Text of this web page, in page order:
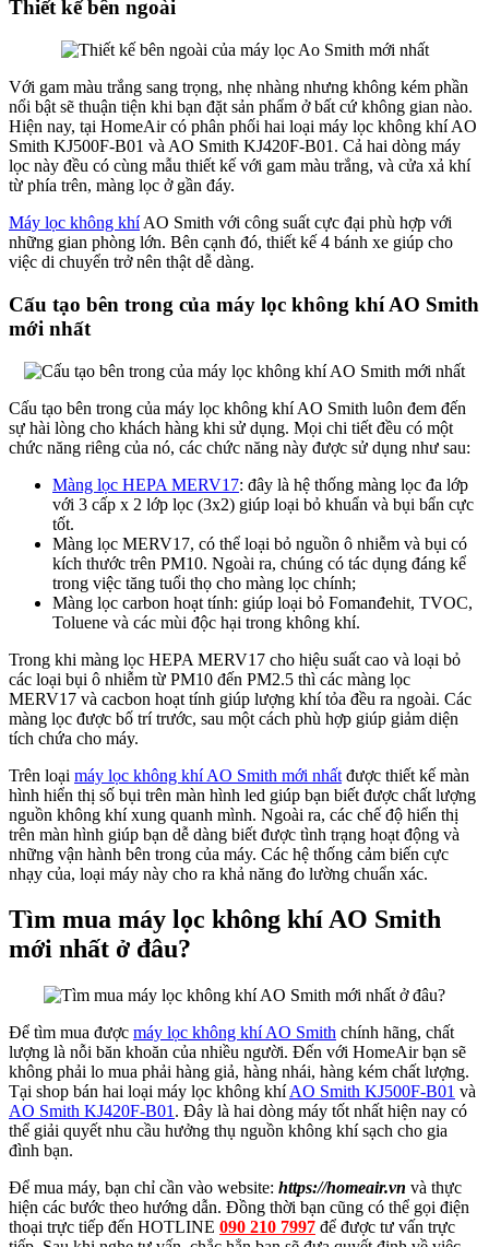
Thiết kế bên ngoài
Với gam màu trắng sang trọng, nhẹ nhàng nhưng không kém phần
nổi bật sẽ thuận tiện khi bạn đặt sản phẩm ở bất cứ không gian nào.
Hiện nay, tại HomeAir có phân phối hai loại máy lọc không khí AO
Smith KJ500F-B01 và AO Smith KJ420F-B01. Cả hai dòng máy
lọc này đều có cùng mẫu thiết kế với gam màu trắng, và cửa xả khí
từ phía trên, màng lọc ở gần đáy.
Máy lọc không khíAO Smith với công suất cực đại phù hợp với
những gian phòng lớn. Bên cạnh đó, thiết kế 4 bánh xe giúp cho
việc di chuyển trở nên thật dễ dàng.
Cấu tạo bên trong của máy lọc không khí AO Smith
mới nhất
Cấu tạo bên trong của máy lọc không khí AO Smith luôn đem đến
sự hài lòng cho khách hàng khi sử dụng. Mọi chi tiết đều có một
chức năng riêng của nó, các chức năng này được sử dụng như sau:
Màng lọc HEPA MERV17: đây là hệ thống màng lọc đa lớp
với 3 cấp x 2 lớp lọc (3x2) giúp loại bỏ khuẩn và bụi bẩn cực
tốt.
Màng lọc MERV17, có thể loại bỏ nguồn ô nhiễm và bụi có
kích thước trên PM10. Ngoài ra, chúng có tác dụng đáng kể
trong việc tăng tuổi thọ cho màng lọc chính;
Màng lọc carbon hoạt tính: giúp loại bỏ Fomanđehit, TVOC,
Toluene và các mùi độc hại trong không khí.
Trong khi màng lọc HEPA MERV17 cho hiệu suất cao và loại bỏ
các loại bụi ô nhiễm từ PM10 đến PM2.5 thì các màng lọc
MERV17 và cacbon hoạt tính giúp lượng khí tỏa đều ra ngoài. Các
màng lọc được bố trí trước, sau một cách phù hợp giúp giảm diện
tích chứa cho máy.
Trên loại máy lọc không khí AO Smith mới nhất được thiết kế màn
hình hiển thị số bụi trên màn hình led giúp bạn biết được chất lượng
nguồn không khí xung quanh mình. Ngoài ra, các chế độ hiển thị
trên màn hình giúp bạn dễ dàng biết được tình trạng hoạt động và
những vận hành bên trong của máy. Các hệ thống cảm biến cực
nhạy của, loại máy này cho ra khả năng đo lường chuẩn xác.
Tìm mua máy lọc không khí AO Smith
mới nhất ở đâu?
Để tìm mua được máy lọc không khí AO Smith chính hãng, chất
lượng là nỗi băn khoăn của nhiều người. Đến với HomeAir bạn sẽ
không phải lo mua phải hàng giả, hàng nhái, hàng kém chất lượng.
Tại shop bán hai loại máy lọc không khíAO Smith KJ500F-B01 và
AO Smith KJ420F-B01 . Đây là hai dòng máy tốt nhất hiện nay có
thể giải quyết nhu cầu hưởng thụ nguồn không khí sạch cho gia
đình bạn.
Để mua máy, bạn chỉ cần vào website: https://homeair.vn và thực
hiện các bước theo hướng dẫn. Đồng thời bạn cũng có thể gọi điện
thoại trực tiếp đến HOTLINE 090 210 7997 để được tư vấn trực